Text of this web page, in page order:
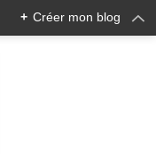
+ Créer mon blog